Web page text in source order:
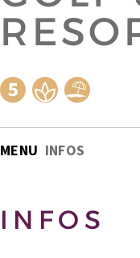
MENU INFOS
INFOS